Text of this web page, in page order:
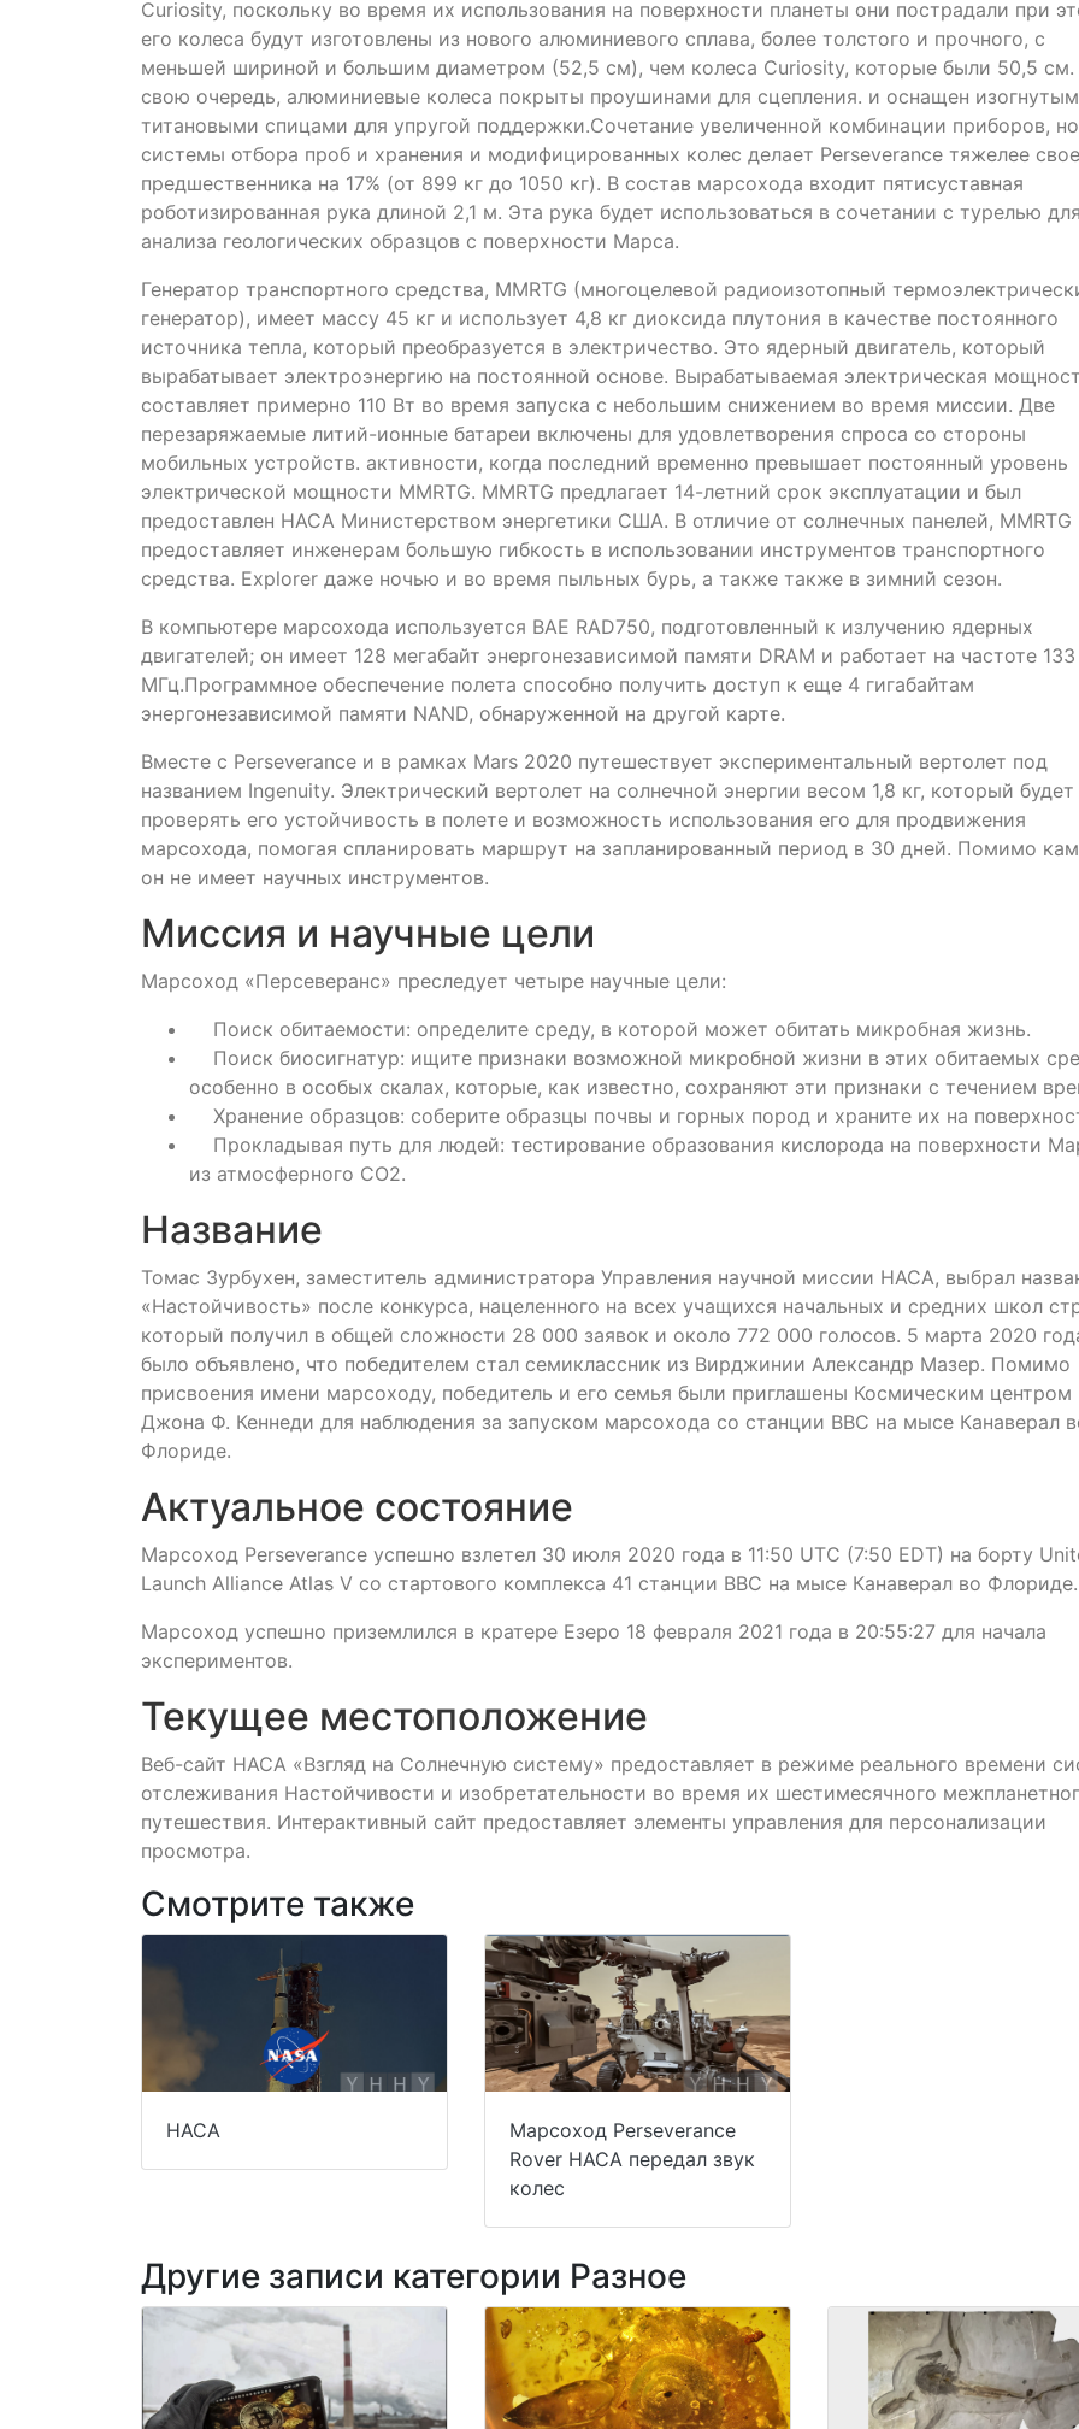
Curiosity, поскольку во время их использования на поверхности планеты они пострадали при
его колеса будут изготовлены из нового алюминиевого сплава, более толстого и прочного, с
меньшей шириной и большим диаметром (52,5 см), чем колеса Curiosity, которые были 50,5 см.
свою очередь, алюминиевые колеса покрыты проушинами для сцепления. и оснащен
титановыми спицами для упругой поддержки.Сочетание увеличенной комбинации приборов,
системы отбора проб и хранения и модифицированных колес делает Perseverance тяжелее
предшественника на 17% (от 899 кг до 1050 кг). В состав марсохода входит пятисуставная
роботизированная рука длиной 2,1 м. Эта рука будет использоваться в сочетании с турелью для
анализа геологических образцов с поверхности Марса.
Генератор транспортного средства, MMRTG (многоцелевой радиоизотопный
генератор), имеет массу 45 кг и использует 4,8 кг диоксида плутония в качестве постоянного
источника тепла, который преобразуется в электричество. Это ядерный двигатель, который
вырабатывает электроэнергию на постоянной основе. Вырабатываемая электрическая
составляет примерно 110 Вт во время запуска с небольшим снижением во время миссии. Две
перезаряжаемые литий-ионные батареи включены для удовлетворения спроса со стороны
мобильных устройств. активности, когда последний временно превышает постоянный уровень
электрической мощности MMRTG. MMRTG предлагает 14-летний срок эксплуатации и был
предоставлен НАСА Министерством энергетики США. В отличие от солнечных панелей, MMRTG
предоставляет инженерам большую гибкость в использовании инструментов транспортного
средства. Explorer даже ночью и во время пыльных бурь, а также также в зимний сезон.
В компьютере марсохода используется BAE RAD750, подготовленный к излучению ядерных
двигателей; он имеет 128 мегабайт энергонезависимой памяти DRAM и работает на частоте 133
МГц.Программное обеспечение полета способно получить доступ к еще 4 гигабайтам
энергонезависимой памяти NAND, обнаруженной на другой карте.
Вместе с Perseverance и в рамках Mars 2020 путешествует экспериментальный вертолет под
названием Ingenuity. Электрический вертолет на солнечной энергии весом 1,8 кг, который будет
проверять его устойчивость в полете и возможность использования его для продвижения
марсохода, помогая спланировать маршрут на запланированный период в 30 дней. Помимо
он не имеет научных инструментов.
Миссия и научные цели
Марсоход «Персеверанс» преследует четыре научные цели:
Поиск обитаемости: определите среду, в которой может обитать микробная жизнь.
Поиск биосигнатур: ищите признаки возможной микробной жизни в этих обитаемых
особенно в особых скалах, которые, как известно, сохраняют эти признаки с течением
Хранение образцов: соберите образцы почвы и горных пород и храните их на
Прокладывая путь для людей: тестирование образования кислорода на поверхности
из атмосферного CO2.
Название
Томас Зурбухен, заместитель администратора Управления научной миссии НАСА, выбрал
«Настойчивость» после конкурса, нацеленного на всех учащихся начальных и средних школ
который получил в общей сложности 28 000 заявок и около 772 000 голосов. 5 марта 2020
было объявлено, что победителем стал семиклассник из Вирджинии Александр Мазер. Помимо
присвоения имени марсоходу, победитель и его семья были приглашены Космическим центром
Джона Ф. Кеннеди для наблюдения за запуском марсохода со станции ВВС на мысе Канаверал
Флориде.
Актуальное состояние
Марсоход Perseverance успешно взлетел 30 июля 2020 года в 11:50 UTC (7:50 EDT) на борту
Launch Alliance Atlas V со стартового комплекса 41 станции ВВС на мысе Канаверал во Флориде.
Марсоход успешно приземлился в кратере Езеро 18 февраля 2021 года в 20:55:27 для начала
экспериментов.
Текущее местоположение
Веб-сайт НАСА «Взгляд на Солнечную систему» предоставляет в режиме реального времени
отслеживания Настойчивости и изобретательности во время их шестимесячного
путешествия. Интерактивный сайт предоставляет элементы управления для персонализации
просмотра.
Смотрите также
НАСА
Марсоход Perseverance
Rover НАСА передал звук
колес
Другие записи категории Разное